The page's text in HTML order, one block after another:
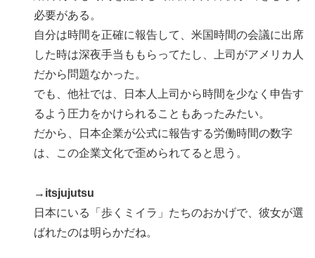
必要がある。
自分は時間を正確に報告して、米国時間の会議に出席
した時は深夜手当ももらってたし、上司がアメリカ人
だから問題なかった。
でも、他社では、日本人上司から時間を少なく申告す
るよう圧力をかけられることもあったみたい。
だから、日本企業が公式に報告する労働時間の数字
は、この企業文化で歪められてると思う。
→ itsjujutsu
日本にいる「歩くミイラ」たちのおかげで、彼女が選
ばれたのは明らかだね。